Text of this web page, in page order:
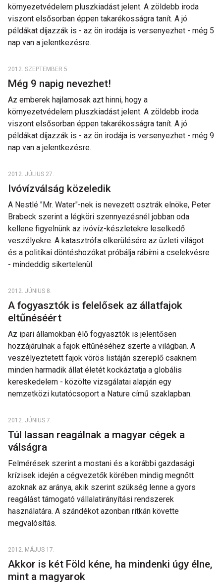
környezetvédelem pluszkiadást jelent. A zöldebb iroda
viszont elsősorban éppen takarékosságra tanít. A jó
példákat díjazzák is - az ön irodája is versenyezhet - még 5
nap van a jelentkezésre.
2012. SZEPTEMBER 5.
Még 9 napig nevezhet!
Az emberek hajlamosak azt hinni, hogy a
környezetvédelem pluszkiadást jelent. A zöldebb iroda
viszont elsősorban éppen takarékosságra tanít. A jó
példákat díjazzák is - az ön irodája is versenyezhet - még 9
nap van a jelentkezésre.
2012. JÚLIUS 27.
Ivóvízválság közeledik
A Nestlé "Mr. Water"-nek is nevezett osztrák elnöke, Peter
Brabeck szerint a légköri szennyezésnél jobban oda
kellene figyelnünk az ivóvíz-készletekre leselkedő
veszélyekre. A katasztrófa elkerülésére az üzleti világot
és a politikai döntéshozókat próbálja rábírni a cselekvésre
- mindeddig sikertelenül.
2012. JÚNIUS 8.
A fogyasztók is felelősek az állatfajok
eltűnéséért
Az ipari államokban élő fogyasztók is jelentősen
hozzájárulnak a fajok eltűnéséhez szerte a világban. A
veszélyeztetett fajok vörös listáján szereplő csaknem
minden harmadik állat életét kockáztatja a globális
kereskedelem - közölte vizsgálatai alapján egy
nemzetközi kutatócsoport a Nature című szaklapban.
2012. JÚNIUS 7.
Túl lassan reagálnak a magyar cégek a
válságra
Felmérések szerint a mostani és a korábbi gazdasági
krízisek idején a cégvezetők körében mindig megnőtt
azoknak az aránya, akik szerint szükség lenne a gyors
reagálást támogató vállalatirányítási rendszerek
használatára. A szándékot azonban ritkán követte
megvalósítás.
2012. MÁJUS 17.
Akkor is két Föld kéne, ha mindenki úgy élne,
mint a magyarok